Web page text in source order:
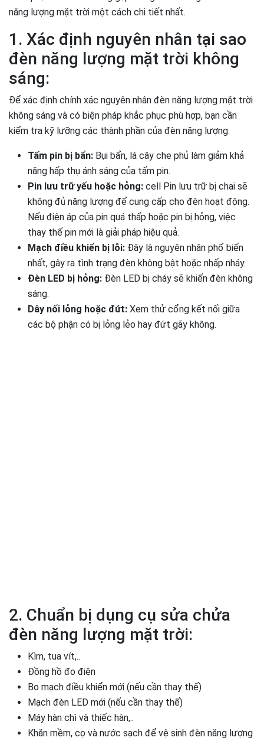
năng lượng mặt trời một cách chi tiết nhất.
1. Xác định nguyên nhân tại sao
đèn năng lượng mặt trời không
sáng:
Để xác định chính xác nguyên nhân đèn năng lượng mặt trời
không sáng và có biện pháp khắc phục phù hợp, bạn cần
kiểm tra kỹ lưỡng các thành phần của đèn năng lượng.
Tấm pin bị bẩn: Bụi bẩn, lá cây che phủ làm giảm khả
năng hấp thụ ánh sáng của tấm pin.
Pin lưu trữ yếu hoặc hỏng: cell Pin lưu trữ bị chai sẽ
không đủ năng lượng để cung cấp cho đèn hoạt động.
Nếu điện áp của pin quá thấp hoặc pin bị hỏng, việc
thay thế pin mới là giải pháp hiệu quả.
Mạch điều khiển bị lỗi: Đây là nguyên nhân phổ biến
nhất, gây ra tình trạng đèn không bật hoặc nhấp nháy.
Đèn LED bị hỏng: Đèn LED bị cháy sẽ khiến đèn không
sáng.
Dây nối lỏng hoặc đứt: Xem thử cổng kết nối giữa
các bộ phận có bị lỏng lẻo hay đứt gãy không.
2. Chuẩn bị dụng cụ sửa chửa
đèn năng lượng mặt trời:
Kìm, tua vít,..
Đồng hồ đo điện
Bo mạch điều khiển mới (nếu cần thay thế)
Mạch đèn LED mới (nếu cần thay thế)
Máy hàn chì và thiếc hàn,..
Khăn mềm, cọ và nước sạch để vệ sinh đèn năng lượng